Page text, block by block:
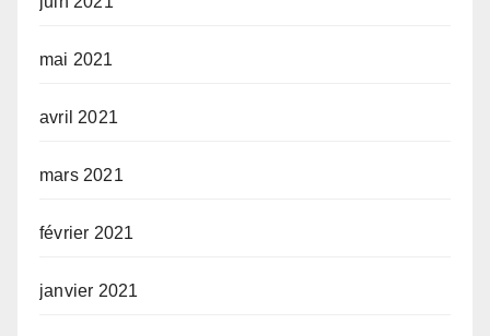
mai 2021
avril 2021
mars 2021
février 2021
janvier 2021